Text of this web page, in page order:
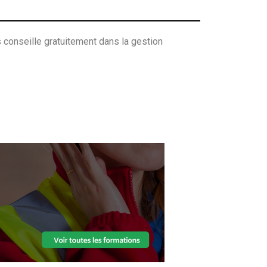
gratuitement dans la gestion